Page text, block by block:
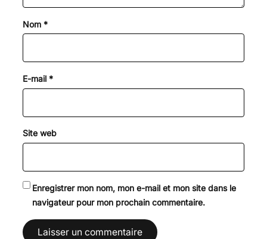
Nom *
E-mail *
Site web
Enregistrer mon nom, mon e-mail et mon site dans le
navigateur pour mon prochain commentaire.